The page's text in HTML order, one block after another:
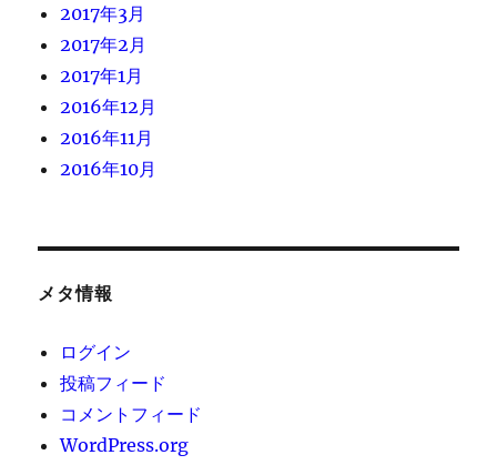
2017年3月
2017年2月
2017年1月
2016年12月
2016年11月
2016年10月
メタ情報
ログイン
投稿フィード
コメントフィード
WordPress.org